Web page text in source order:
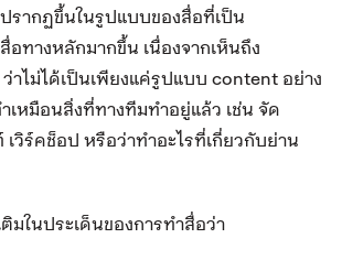
รากฏขึ้นในรูปแบบของสื่อที่เป็น
ทางหลักมากขึ้น เนื่องจากเห็นถึง
ไม่ได้เป็นเพียงแค่รูปแบบ content อย่าง
เหมือนสิ่งที่ทางทีมทำอยู่แล้ว เช่น จัด
วิร์คช็อป หรือว่าทำอะไรที่เกี่ยวกับย่าน
มในประเด็นของการทำสื่อว่า